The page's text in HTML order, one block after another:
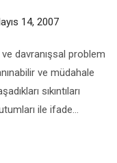
14, 2007
davranışsal problem
ve müdahale
sıkıntıları
ile ifade
neden olan temel